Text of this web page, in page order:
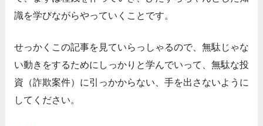
識を学びながらやっていくことです。
せっかくこの記事を見ていらっしゃるので、無駄じゃな
い動きをするためにしっかりと学んでいって、無駄な投
資（詐欺案件）に引っかからない、手を出さないように
してください。